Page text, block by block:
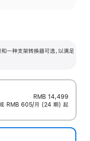
种支架转换器可选，以满足
RMB 14,499
RMB 605/月 (24 期) 起